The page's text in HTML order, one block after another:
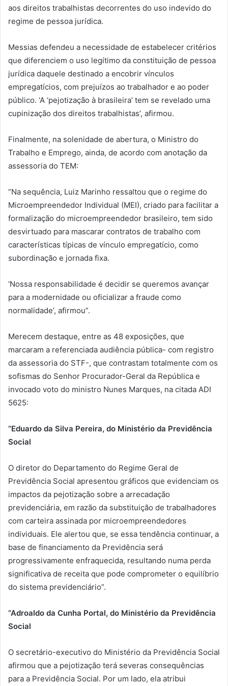
aos direitos trabalhistas decorrentes do uso indevido do
regime de pessoa jurídica.
Messias defendeu a necessidade de estabelecer critérios
que diferenciem o uso legítimo da constituição de pessoa
jurídica daquele destinado a encobrir vínculos
empregatícios, com prejuízos ao trabalhador e ao poder
público. ‘A ‘pejotização à brasileira’ tem se revelado uma
cupinização dos direitos trabalhistas’, afirmou.
Finalmente, na solenidade de abertura, o Ministro do
Trabalho e Emprego, ainda, de acordo com anotação da
assessoria do TEM:
“Na sequência, Luiz Marinho ressaltou que o regime do
Microempreendedor Individual (MEI), criado para facilitar a
formalização do microempreendedor brasileiro, tem sido
desvirtuado para mascarar contratos de trabalho com
características típicas de vínculo empregatício, como
subordinação e jornada fixa.
‘Nossa responsabilidade é decidir se queremos avançar
para a modernidade ou oficializar a fraude como
normalidade’, afirmou”.
Merecem destaque, entre as 48 exposições, que
marcaram a referenciada audiência pública- com registro
da assessoria do STF-, que contrastam totalmente com os
sofismas do Senhor Procurador-Geral da República e
invocado voto do ministro Nunes Marques, na citada ADI
5625:
“Eduardo da Silva Pereira, do Ministério da Previdência
Social
O diretor do Departamento do Regime Geral de
Previdência Social apresentou gráficos que evidenciam os
impactos da pejotização sobre a arrecadação
previdenciária, em razão da substituição de trabalhadores
com carteira assinada por microempreendedores
individuais. Ele alertou que, se essa tendência continuar, a
base de financiamento da Previdência será
progressivamente enfraquecida, resultando numa perda
significativa de receita que pode comprometer o equilíbrio
do sistema previdenciário”.
“Adroaldo da Cunha Portal, do Ministério da Previdência
Social
O secretário-executivo do Ministério da Previdência Social
afirmou que a pejotização terá severas consequências
para a Previdência Social. Por um lado, ela atribui